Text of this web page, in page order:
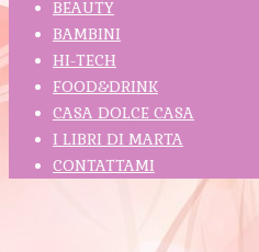
BEAUTY
BAMBINI
HI-TECH
FOOD&DRINK
CASA DOLCE CASA
I LIBRI DI MARTA
CONTATTAMI